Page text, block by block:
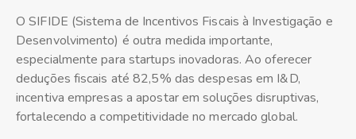
O SIFIDE (Sistema de Incentivos Fiscais à Investigação e
Desenvolvimento) é outra medida importante,
especialmente para startups inovadoras. Ao oferecer
deduções fiscais até 82,5% das despesas em I&D,
incentiva empresas a apostar em soluções disruptivas,
fortalecendo a competitividade no mercado global.